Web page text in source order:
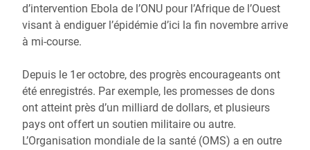
d’intervention Ebola de l’ONU pour l’Afrique de l’Ouest
visant à endiguer l’épidémie d’ici la fin novembre arrive
à mi-course.
Depuis le 1er octobre, des progrès encourageants ont
été enregistrés. Par exemple, les promesses de dons
ont atteint près d’un milliard de dollars, et plusieurs
pays ont offert un soutien militaire ou autre.
L’Organisation mondiale de la santé (OMS) a en outre